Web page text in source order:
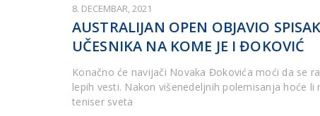
8. DECEMBAR, 2021
AUSTRALIJAN OPEN OBJAVIO SPISAK
UČESNIKA NA KOME JE I ĐOKOVIĆ
Konačno će navijači Novaka Đokovića moći da se
lepih vesti. Nakon višenedeljnih polemisanja hoće li
teniser sveta